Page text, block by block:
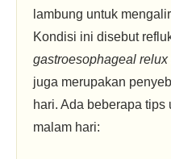
lambung untuk
Kondisi ini disebut
gastroesophageal
juga merupakan
hari. Ada beberapa
malam hari: